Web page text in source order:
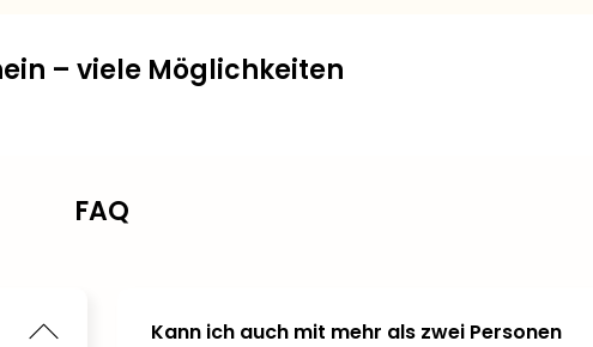
– viele Möglichkeiten
FAQ
Kann ich auch mit mehr als zwei Personen